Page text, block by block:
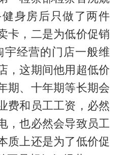
身房后只做了两件
卡，二是为低价促销
宇经营的门店一般维
，这期间他用超低价
期、十年期等长期会
费和员工工资，必然
，也必然会导致员工
质上还是为了低价促